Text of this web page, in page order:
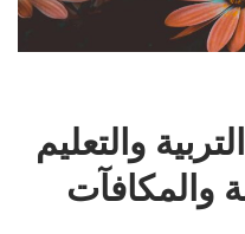
والتعليم
والمكافآت